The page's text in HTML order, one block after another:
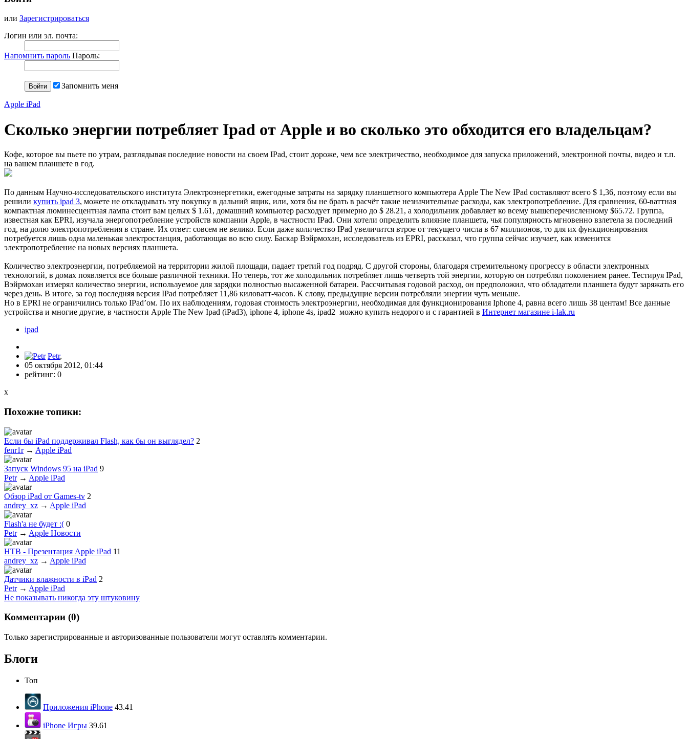
или Зарегистрироваться
Логин или эл. почта:
Напомнить пароль Пароль:
Запомнить меня
Apple iPad
Сколько энергии потребляет Ipad от Apple и во сколько это обходится его владельцам?
Кофе, которое вы пьете по утрам, разглядывая последние новости на своем IPad, стоит дороже, чем все электричество, необходимое для запуска приложений, электронной почты, видео и т.п.
на вашем планшете в год.
По данным Научно-исследовательского института Электроэнергетики, ежегодные затраты на зарядку планшетного компьютера Apple The New IPad составляют всего $ 1,36, поэтому если вы
решили купить ipad 3, можете не откладывать эту покупку в дальний ящик, или, хотя бы не брать в расчёт такие незначительные расходы, как электропотребление. Для сравнения, 60-ваттная
компактная люминесцентная лампа стоит вам целых $ 1.61, домашний компьютер расходует примерно до $ 28.21, а холодильник добавляет ко всему вышеперечисленному $65.72. Группа,
известная как EPRI, изучала энергопотребление устройств компании Apple, в частности IPad. Они хотели определить влияние планшета, чья популярность мгновенно взлетела за последний
год, на долю электропотребления в стране. Их ответ: совсем не велико. Если даже количество IPad увеличится втрое от текущего числа в 67 миллионов, то для их функционирования
потребуется лишь одна маленькая электростанция, работающая во всю силу. Баскар Вэйрмохан, исследователь из EPRI, рассказал, что группа сейчас изучает, как изменится
электропотребление на новых версиях планшета.
Количество электроэнергии, потребляемой на территории жилой площади, падает третий год подряд. С другой стороны, благодаря стремительному прогрессу в области электронных
технологий, в домах появляется все больше различной техники. Но теперь, тот же холодильник потребляет лишь четверть той энергии, которую он потреблял поколением ранее. Тестируя IPad,
Вэйрмохан измерял количество энергии, используемое для зарядки полностью высаженной батареи. Рассчитывая годовой расход, он предположил, что обладатели планшета будут заряжать его
через день. В итоге, за год последняя версия IPad потребляет 11,86 киловатт-часов. К слову, предыдущие версии потребляли энергии чуть меньше.
Но в EPRI не ограничились только IPad’ом. По их наблюдениям, годовая стоимость электроэнергии, необходимая для функционирования Iphone 4, равна всего лишь 38 центам! Все данные
устройства и многие другие, в частности Apple The New Ipad (iPad3), iphone 4, iphone 4s, ipad2 можно купить недорого и с гарантией в Интернет магазине i-lak.ru
ipad
Petr,
05 октября 2012, 01:44
рейтинг: 0
x
Похожие топики:
Если бы iPad поддерживал Flash, как бы он выглядел? 2
fenr1r→ Apple iPad
Запуск Windows 95 на iPad 9
Petr→ Apple iPad
Обзор iPad от Games-tv 2
andrey_xz → Apple iPad
Flash'а не будет :( 0
Petr→ Apple Новости
НТВ - Презентация Apple iPad 11
andrey_xz → Apple iPad
Датчики влажности в iPad 2
Petr→ Apple iPad
Не показывать никогда эту штуковину
Комментарии (0)
Только зарегистрированные и авторизованные пользователи могут оставлять комментарии.
Блоги
Топ
Приложения iPhone 43.41
iPhone Игры 39.61